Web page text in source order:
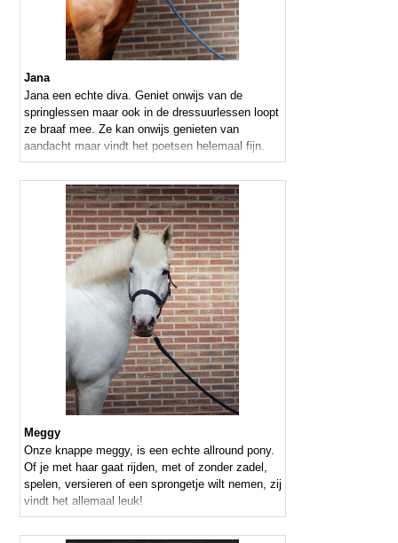
Jana
Jana een echte diva. Geniet onwijs van de
springlessen maar ook in de dressuurlessen loopt
ze braaf mee. Ze kan onwijs genieten van
aandacht maar vindt het poetsen helemaal fijn.
Meggy
Onze knappe meggy, is een echte allround pony.
Of je met haar gaat rijden, met of zonder zadel,
spelen, versieren of een sprongetje wilt nemen, zij
vindt het allemaal leuk!